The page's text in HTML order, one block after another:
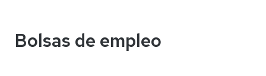
Bolsas de empleo